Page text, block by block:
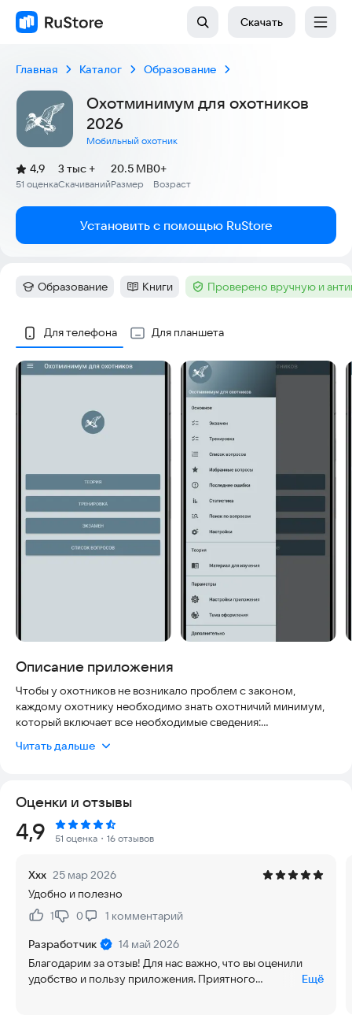
Скачать
Главная Каталог Образование
Охотминимум для охотников
2026
Мобильный охотник
Рейтинг:
4,9
(
51 оценка
)
Скачиваний
3 тыс +
Размер
20.5 MB
Возраст
0+
Установить с помощью RuStore
Категория:
Образование Категория
Книги Тег :Проверено вручную и
Скриншоты
Для телефона Для планшета
Описание приложения
Чтобы у охотников не возникало проблем с законом,
каждому охотнику необходимо знать охотничий минимум,
который включает все необходимые сведения:
обращении с оружием;
3. Правила охоты и ответственность за их нарушение;
4. Сроки и способы охоты на разные виды диких животных;
5. Права и обязанности охотника.
территории России. В большинстве регионов, для
получения охотничьего билета, проводится ознакомление с
требованиями охотничьего минимума под роспись, но
может потребоваться и сдача охотминимума в форме
экзамена. Вопросы для экзаменов не сложные, но требуют
знания теоретической части. Знакомство с охотничьим
минимумом необходимо в первую очередь для самого
охотника, так как его незнание чревато трагическими
Читать дальше
Оценки и отзывы
Рейтинг:
4,9 51 оценка ・16 отзывов
Xxx 25 мар 2026
Удобно и полезно
Нравится:
1Не нравится:
0 1 комментарий
Разработчик
14 май 2026
Благодарим за отзыв! Для нас важно, что вы оценили
удобство и пользу приложения. Приятного
Ещё